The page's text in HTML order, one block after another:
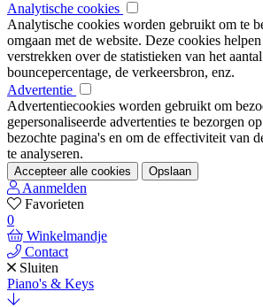
Analytische cookies
Analytische cookies worden gebruikt om te
omgaan met de website. Deze cookies
verstrekken over de statistieken van het
bouncepercentage, de verkeersbron, enz.
Advertentie
Advertentiecookies worden gebruikt om
gepersonaliseerde advertenties te bezorgen
bezochte pagina's en om de effectiviteit van
te analyseren.
Accepteer alle cookies Opslaan
Aanmelden
Favorieten
0
Winkelmandje
Contact
Sluiten
Piano's & Keys